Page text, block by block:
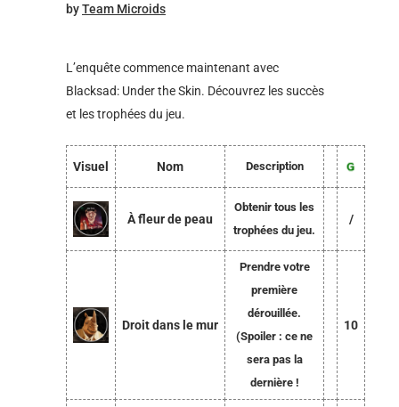
byTeam Microids
L’enquête commence maintenant avec
Blacksad: Under the Skin. Découvrez les succès
et les trophées du jeu.
Visuel Nom Description
À fleur de peau
Obtenir tous les
trophées du jeu.
/
Droit dans le mur
Prendre votre
première
dérouillée.
(Spoiler : ce ne
sera pas la
dernière !
10